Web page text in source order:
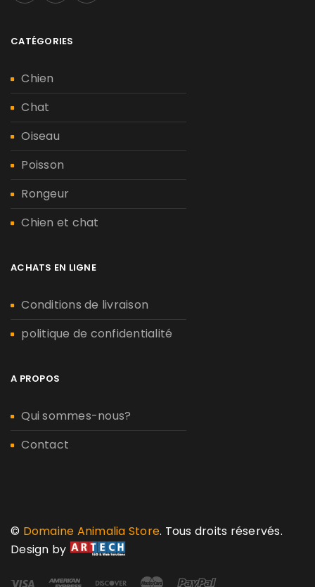
CATÉGORIES
Chien
Chat
Oiseau
Poisson
Rongeur
Chien et chat
ACHATS EN LIGNE
Conditions de livraison
politique de confidentialité
A PROPOS
Qui sommes-nous?
Contact
© Domaine Animalia Store. Tous droits réservés.
Design by